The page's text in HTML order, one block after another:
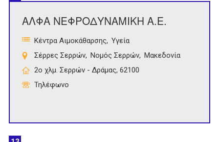
ΑΛΦΑ ΝΕΦΡΟΔΥΝΑΜΙΚΗ Α.Ε.
Κέντρα Αιμοκάθαρσης
Υγεία
Σέρρες Σερρών
Νομός Σερρών
Μακεδονία
2ο χλμ. Σερρών - Δράμας, 62100
Τηλέφωνο